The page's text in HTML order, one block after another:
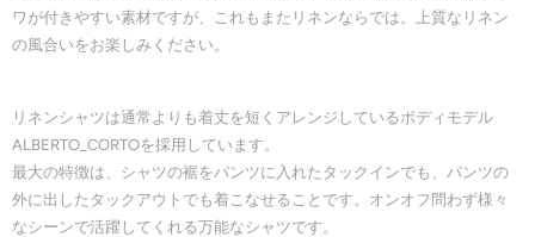
ワが付きやすい素材ですが、これもまたリネンならでは。上質なリネン
の風合いをお楽しみください。
リネンシャツは通常よりも着丈を短くアレンジしているボディモデル
ALBERTO_CORTOを採用しています。
最大の特徴は、シャツの裾をパンツに入れたタックインでも、パンツの
外に出したタックアウトでも着こなせることです。オンオフ問わず様々
なシーンで活躍してくれる万能なシャツです。